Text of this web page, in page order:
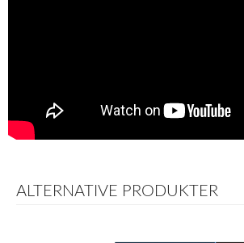
ALTERNATIVE PRODUKTER